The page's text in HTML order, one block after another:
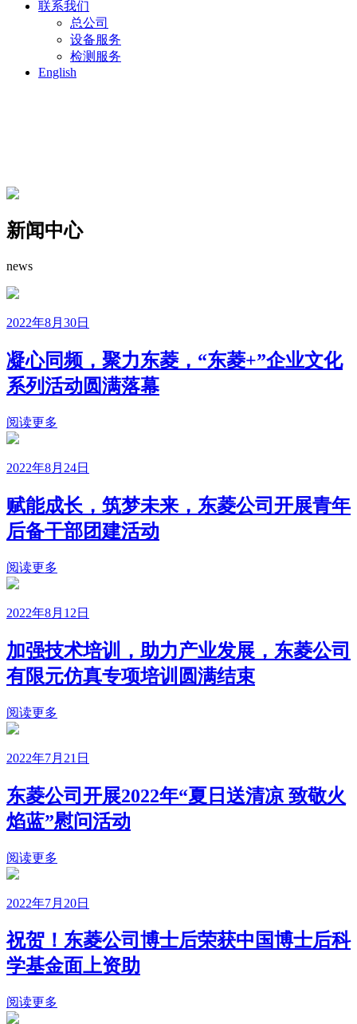
联系我们
总公司
设备服务
检测服务
English
新闻中心
news
2022年8月30日
凝心同频，聚力东菱，“东菱+”企业文化
系列活动圆满落幕
阅读更多
2022年8月24日
赋能成长，筑梦未来，东菱公司开展青年
后备干部团建活动
阅读更多
2022年8月12日
加强技术培训，助力产业发展，东菱公司
有限元仿真专项培训圆满结束
阅读更多
2022年7月21日
东菱公司开展2022年“夏日送清凉 致敬火
焰蓝”慰问活动
阅读更多
2022年7月20日
祝贺！东菱公司博士后荣获中国博士后科
学基金面上资助
阅读更多